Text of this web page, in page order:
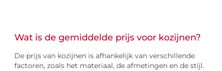
Wat is de gemiddelde prijs voor kozijnen?
De prijs van kozijnen is afhankelijk van verschillende
factoren, zoals het materiaal, de afmetingen en de stijl.